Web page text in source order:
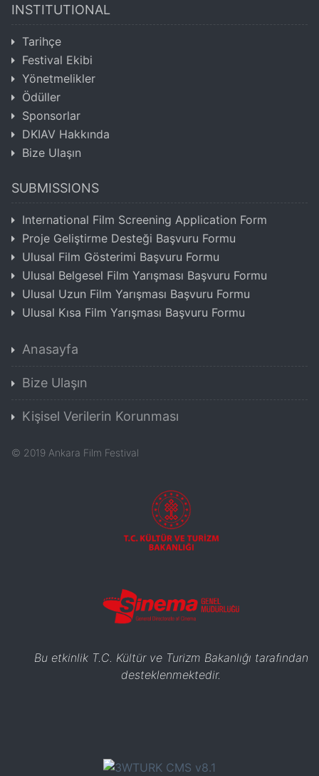
INSTITUTIONAL
Tarihçe
Festival Ekibi
Yönetmelikler
Ödüller
Sponsorlar
DKIAV Hakkında
Bize Ulaşın
SUBMISSIONS
International Film Screening Application Form
Proje Geliştirme Desteği Başvuru Formu
Ulusal Film Gösterimi Başvuru Formu
Ulusal Belgesel Film Yarışması Başvuru Formu
Ulusal Uzun Film Yarışması Başvuru Formu
Ulusal Kısa Film Yarışması Başvuru Formu
Anasayfa
Bize Ulaşın
Kişisel Verilerin Korunması
© 2019 Ankara Film Festival
Bu etkinlik T.C. Kültür ve Turizm Bakanlığı tarafından
desteklenmektedir.